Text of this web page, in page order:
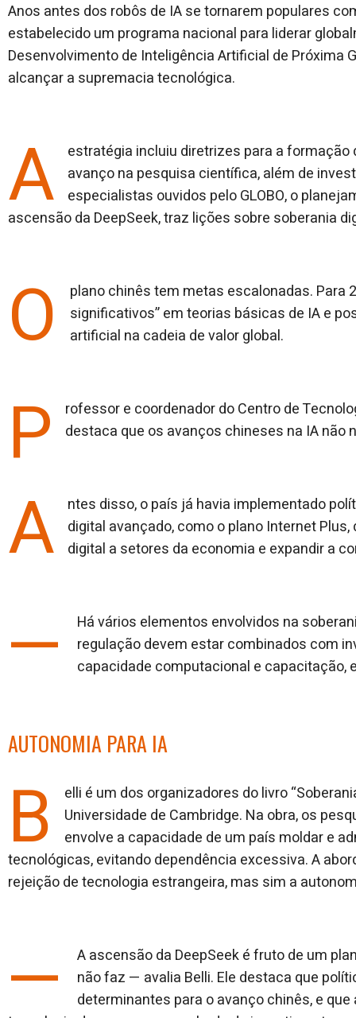
Anos antes dos robôs de IA se tornarem populares
estabelecido um programa nacional para liderar
Desenvolvimento de Inteligência Artificial de Próxima
alcançar a supremacia tecnológica.
A
estratégia incluiu diretrizes para a
avanço na pesquisa científica, além de
especialistas ouvidos pelo GLOBO, o
ascensão da DeepSeek, traz lições sobre soberania
O
plano chinês tem metas escalonadas. Para
significativos” em teorias básicas de IA e
artificial na cadeia de valor global.
P
rofessor e coordenador do Centro de
destaca que os avanços chineses na IA não
A
ntes disso, o país já havia implementado
digital avançado, como o plano Internet
digital a setores da economia e expandir a
—
Há vários elementos envolvidos na
regulação devem estar combinados com
capacidade computacional e
AUTONOMIA PARA IA
B
elli é um dos organizadores do livro
Universidade de Cambridge. Na obra, os
envolve a capacidade de um país moldar e
tecnológicas, evitando dependência excessiva. A
rejeição de tecnologia estrangeira, mas sim a
—
A ascensão da DeepSeek é fruto de um
não faz — avalia Belli. Ele destaca que
determinantes para o avanço chinês, e